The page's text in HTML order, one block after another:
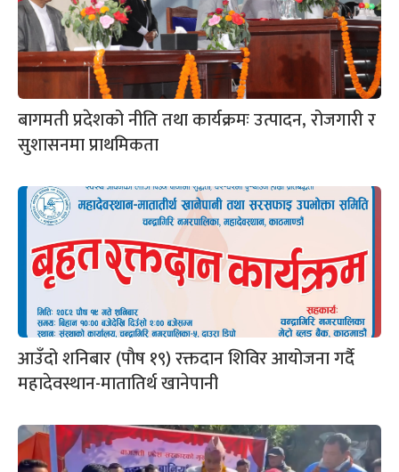
बागमती प्रदेशको नीति तथा कार्यक्रमः उत्पादन, रोजगारी र
सुशासनमा प्राथमिकता
आउँदो शनिबार (पाैष १९) रक्तदान शिविर आयोजना गर्दै
महादेवस्थान-मातातिर्थ खानेपानी